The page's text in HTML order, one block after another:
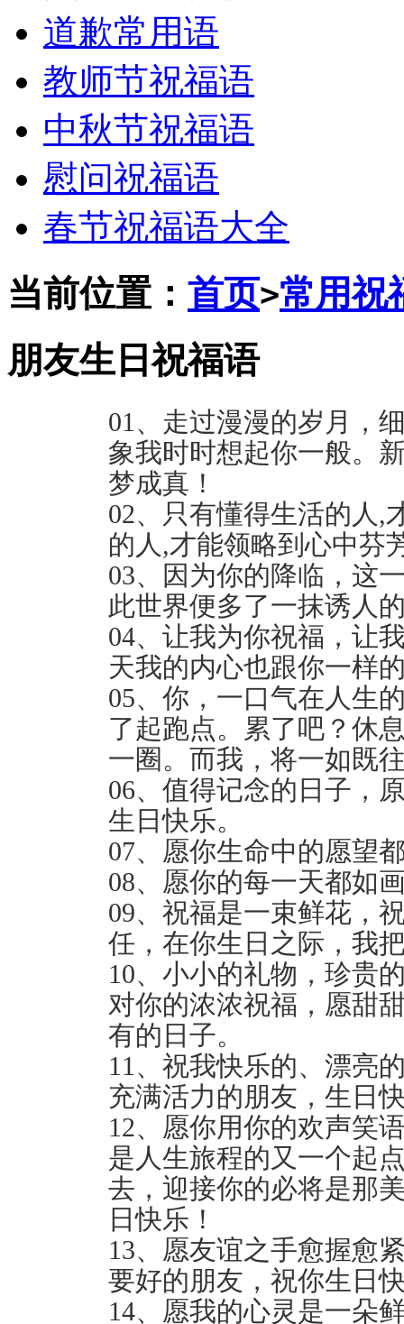
道歉常用语
教师节祝福语
中秋节祝福语
慰问祝福语
春节祝福语大全
当前位置： 首页>常用祝
朋友生日祝福语
01、走过漫漫的岁月，
象我时时想起你一般。
梦成真！
02、只有懂得生活的人,
的人,才能领略到心中芬
03、因为你的降临，这
此世界便多了一抹诱人
04、让我为你祝福，让
天我的内心也跟你一样
05、你，一口气在人生
了起跑点。累了吧？休
一圈。而我，将一如既
06、值得记念的日子，
生日快乐。
07、愿你生命中的愿望
08、愿你的每一天都如
09、祝福是一束鲜花，
任，在你生日之际，我
10、小小的礼物，珍贵
对你的浓浓祝福，愿甜
有的日子。
11、祝我快乐的、漂亮
充满活力的朋友，生日
12、愿你用你的欢声笑
是人生旅程的又一个起
去，迎接你的必将是那
日快乐！
13、愿友谊之手愈握愈
要好的朋友，祝你生日
14、愿我的心灵是一朵